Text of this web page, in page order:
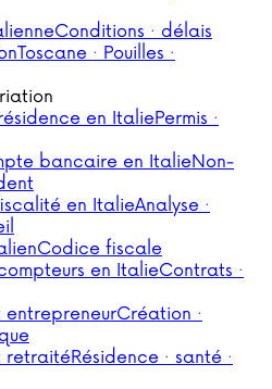
Conditions · délais
Toscane · Pouilles ·
en ItaliePermis ·
bancaire en ItalieNon-
en ItalieAnalyse ·
Codice fiscale
en ItalieContrats ·
Création ·
retraitéRésidence · santé ·